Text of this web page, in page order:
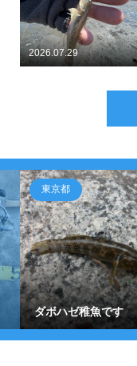
2026.07.29
東京都
ダボハゼ稚魚です